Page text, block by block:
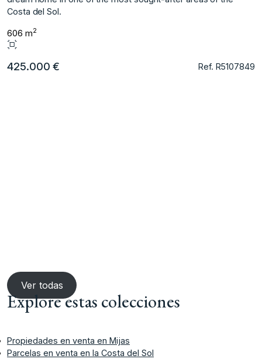
‌Costa ‌del ‌Sol.
606 m2
425.000 € Ref. R5107849
Ver todas
Explore estas colecciones
Propiedades en venta en Mijas
Parcelas en venta en la Costa del Sol